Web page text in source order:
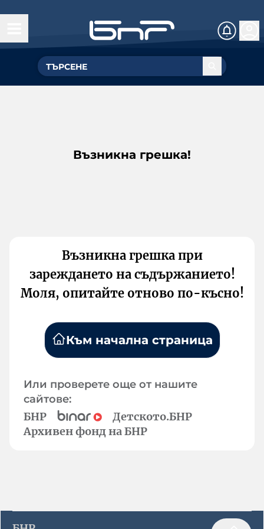
Възникна грешка!
Възникна грешка при
зареждането на съдържанието!
Моля, опитайте отново по-късно!
Към начална страница
Или проверете още от нашите
сайтове:
БНР
Детското.БНР
Архивен фонд на БНР